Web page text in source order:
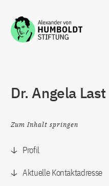
Zum Inhalt springen
Dr. Angela Last
Zum Inhalt springen
Profil
Aktuelle Kontaktadresse